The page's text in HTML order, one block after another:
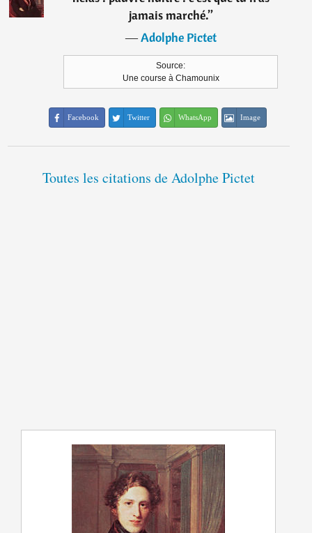
jamais marché.”
―Adolphe Pictet
Source:
Une course à Chamounix
Facebook Twitter WhatsApp Image
Toutes les citations de Adolphe Pictet